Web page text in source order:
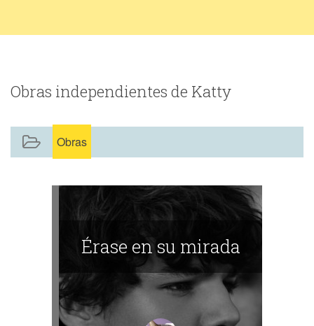
Obras independientes de Katty
Obras
Érase en su mirada